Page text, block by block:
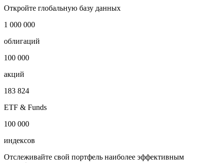
Откройте глобальную базу данных
1 000 000
облигаций
100 000
акций
183 824
ETF & Funds
100 000